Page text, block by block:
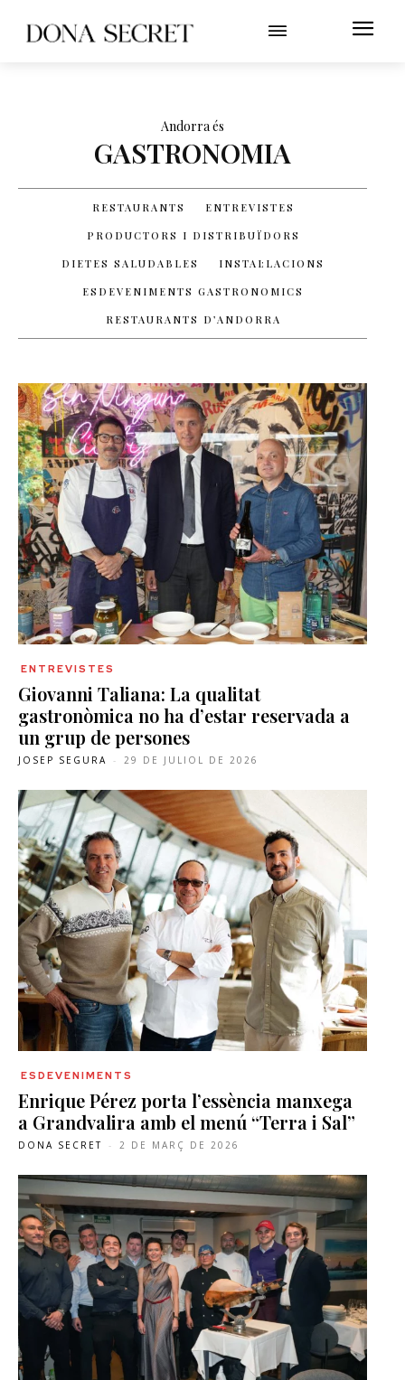
Andorra és
GASTRONOMIA
RESTAURANTS ENTREVISTES
PRODUCTORS I DISTRIBUÏDORS
DIETES SALUDABLES INSTAL·LACIONS
ESDEVENIMENTS GASTRONOMICS
RESTAURANTS D’ANDORRA
ENTREVISTES
Giovanni Taliana: La qualitat
gastronòmica no ha d’estar reservada a
un grup de persones
JOSEP SEGURA - 29 DE JULIOL DE 2026
ESDEVENIMENTS
Enrique Pérez porta l’essència manxega
a Grandvalira amb el menú “Terra i Sal”
DONA SECRET - 2 DE MARÇ DE 2026